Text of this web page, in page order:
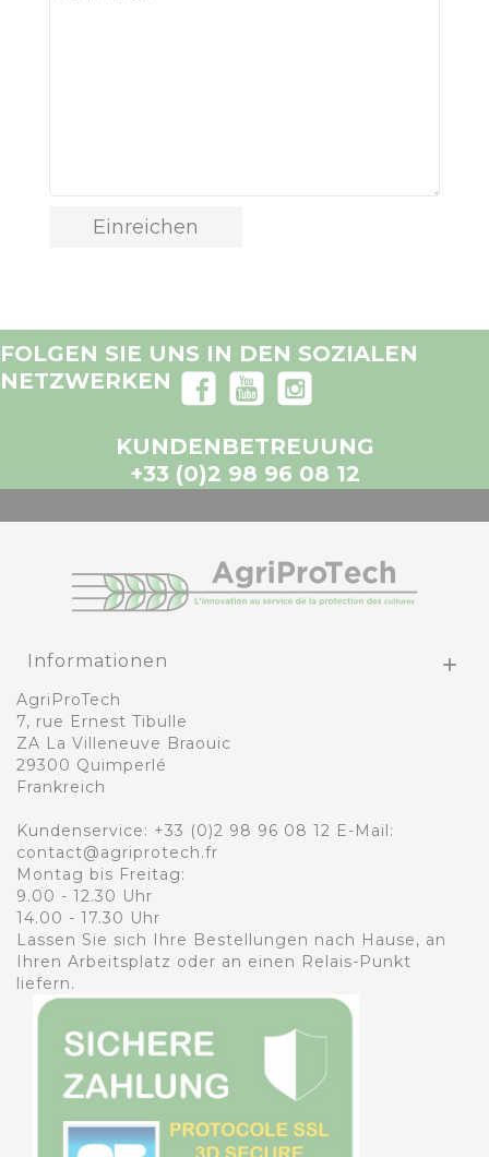
FOLGEN SIE UNS IN DEN SOZIALEN
NETZWERKEN
KUNDENBETREUUNG
+33 (0)2 98 96 08 12
Informationen 
AgriProTech
7, rue Ernest Tibulle
ZA La Villeneuve Braouic
29300 Quimperlé
Frankreich
Kundenservice: +33 (0)2 98 96 08 12 E-Mail:
contact@agriprotech.fr
Montag bis Freitag:
9.00 - 12.30 Uhr
14.00 - 17.30 Uhr
Lassen Sie sich Ihre Bestellungen nach Hause, an
Ihren Arbeitsplatz oder an einen Relais-Punkt
liefern.